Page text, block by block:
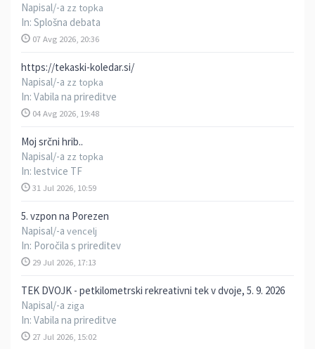
Napisal/-a zz topka
In: Splošna debata
07 Avg 2026, 20:36
https://tekaski-koledar.si/
Napisal/-a zz topka
In: Vabila na prireditve
04 Avg 2026, 19:48
Moj srčni hrib..
Napisal/-a zz topka
In: lestvice TF
31 Jul 2026, 10:59
5. vzpon na Porezen
Napisal/-a vencelj
In: Poročila s prireditev
29 Jul 2026, 17:13
TEK DVOJK - petkilometrski rekreativni tek v dvoje, 5. 9. 2026
Napisal/-a ziga
In: Vabila na prireditve
27 Jul 2026, 15:02